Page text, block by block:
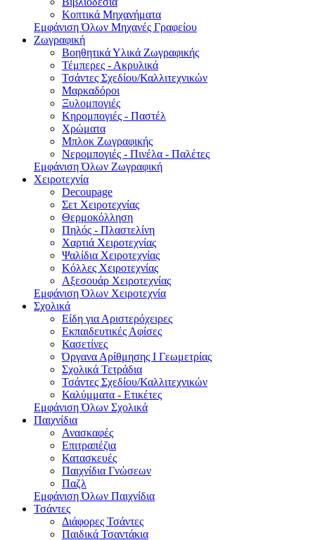
Κοπτικά Μηχανήματα
Εμφάνιση Όλων Μηχανές Γραφείου
Ζωγραφική
Βοηθητικά Υλικά Ζωγραφικής
Τέμπερες - Ακρυλικά
Τσάντες Σχεδίου/Καλλιτεχνικών
Μαρκαδόροι
Ξυλομπογιές
Κηρομπογιές - Παστέλ
Χρώματα
Μπλοκ Ζωγραφικής
Νερομπογιές - Πινέλα - Παλέτες
Εμφάνιση Όλων Ζωγραφική
Χειροτεχνία
Decoupage
Σετ Χειροτεχνίας
Θερμοκόλληση
Πηλός - Πλαστελίνη
Χαρτιά Χειροτεχνίας
Ψαλίδια Χειροτεχνίας
Κόλλες Χειροτεχνίας
Αξεσουάρ Χειροτεχνίας
Εμφάνιση Όλων Χειροτεχνία
Σχολικά
Είδη για Αριστερόχειρες
Εκπαιδευτικές Αφίσες
Κασετίνες
Όργανα Αρίθμησης Ι Γεωμετρίας
Σχολικά Τετράδια
Τσάντες Σχεδίου/Καλλιτεχνικών
Καλύμματα - Ετικέτες
Εμφάνιση Όλων Σχολικά
Παιχνίδια
Ανασκαφές
Επιτραπέζια
Κατασκευές
Παιχνίδια Γνώσεων
Παζλ
Εμφάνιση Όλων Παιχνίδια
Τσάντες
Διάφορες Τσάντες
Παιδικά Τσαντάκια